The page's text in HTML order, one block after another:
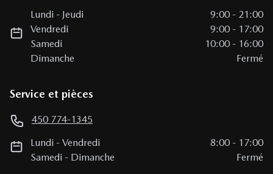
Lundi - Jeudi 9:00 - 21:00
Vendredi
9:00 - 17:00
Samedi
10:00 - 16:00
Dimanche
Fermé
Service et pièces
450 774-1345
Lundi -Vendredi 8:00 - 17:00
Samedi - Dimanche Fermé